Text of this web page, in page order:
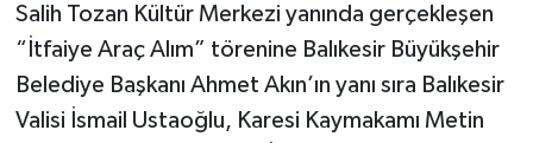
Salih Tozan Kültür Merkezi yanında gerçekleşen
“İtfaiye Araç Alım” törenine Balıkesir Büyükşehir
Belediye Başkanı Ahmet Akın’ın yanı sıra Balıkesir
Valisi İsmail Ustaoğlu, Karesi Kaymakamı Metin